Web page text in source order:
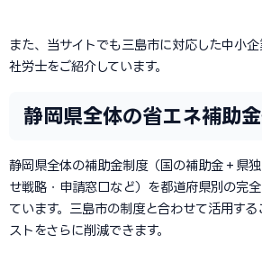
また、当サイトでも三島市に対応した中小企
社労士をご紹介しています。
静岡県全体の省エネ補助
静岡県全体の補助金制度（国の補助金＋県
せ戦略・申請窓口など）を都道府県別の完
ています。三島市の制度と合わせて活用する
ストをさらに削減できます。